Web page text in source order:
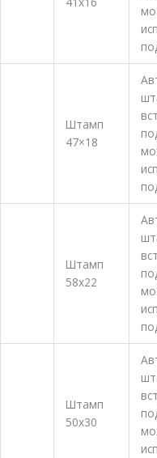
Штамп
47×18
Штамп
58х22
Штамп
50х30